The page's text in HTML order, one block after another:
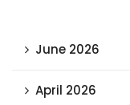
June 2026
April 2026